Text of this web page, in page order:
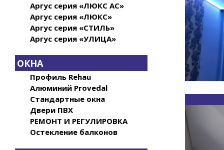
Аргус серия «ЛЮКС АС»
Аргус серия «ЛЮКС»
Аргус серия «СТИЛЬ»
Аргус серия «УЛИЦА»
ОКНА
Профиль Rehau
Алюминий Provedal
Стандартные окна
Двери ПВХ
РЕМОНТ И РЕГУЛИРОВКА
Остекление балконов